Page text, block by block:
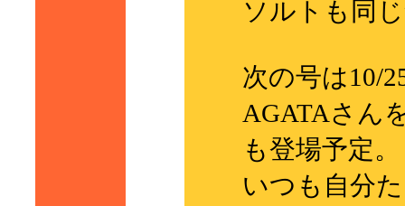
ソルトも同
次の号は10/
AGATAさん
も登場予定。
いつも自分